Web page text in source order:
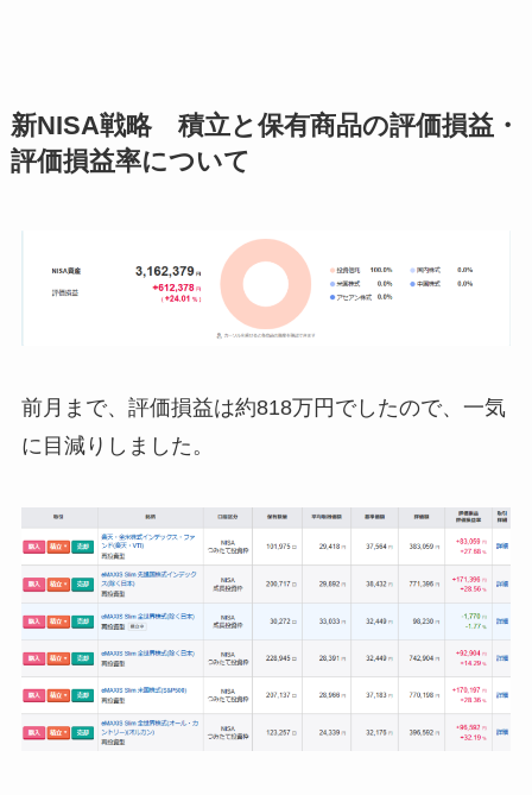
新NISA戦略 積立と保有商品の評価損益・
評価損益率について
前月まで、評価損益は約818万円でしたので、一気
に目減りしました。